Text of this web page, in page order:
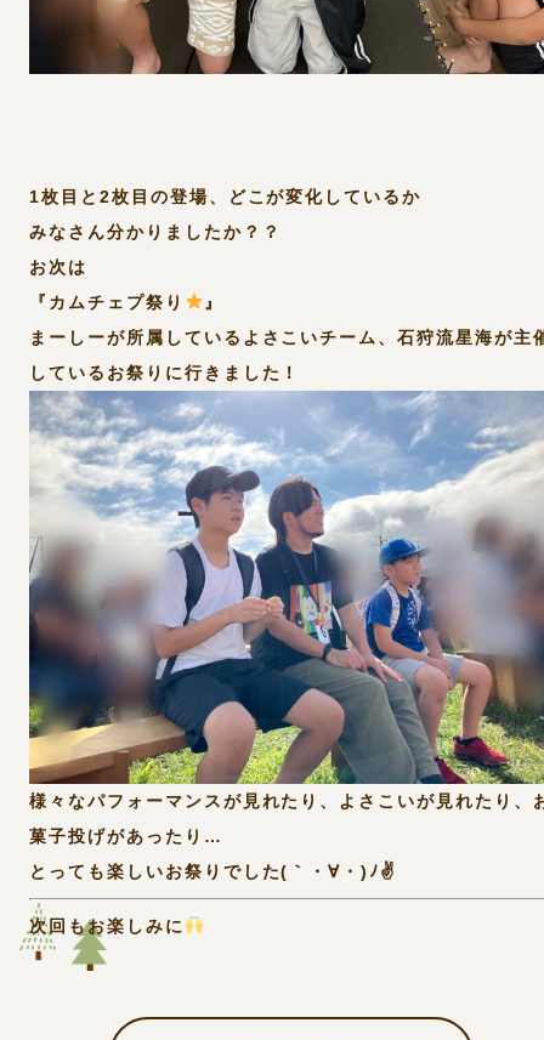
1枚目と2枚目の登場、どこが変化しているか
みなさん分かりましたか？？
お次は
『カムチェプ祭り
』
まーしーが所属しているよさこいチーム、石狩流星海が主
しているお祭りに行きました！
様々なパフォーマンスが見れたり、よさこいが見れたり、
菓子投げがあったり…
とっても楽しいお祭りでした(｀・∀・)ﾉ✌
次回もお楽しみに